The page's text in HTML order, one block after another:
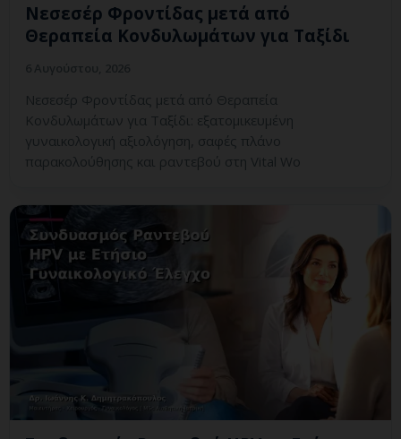
Νεσεσέρ Φροντίδας μετά από
Θεραπεία Κονδυλωμάτων για Ταξίδι
Νεσεσέρ Φροντίδας μετά από Θεραπεία
Κονδυλωμάτων για Ταξίδι: εξατομικευμένη
γυναικολογική αξιολόγηση, σαφές πλάνο
παρακολούθησης και ραντεβού στη Vital Wo